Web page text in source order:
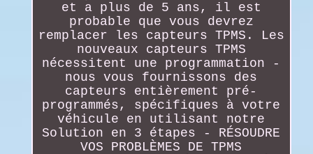
et a plus de 5 ans, il est
probable que vous devrez
remplacer les capteurs TPMS. Les
nouveaux capteurs TPMS
nécessitent une programmation -
nous vous fournissons des
capteurs entièrement pré-
programmés, spécifiques à votre
véhicule en utilisant notre
Solution en 3 étapes - RÉSOUDRE
VOS PROBLÈMES DE TPMS